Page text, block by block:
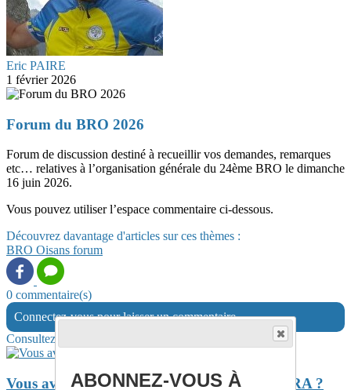
Eric PAIRE
1 février 2026
Forum du BRO 2026
Forum de discussion destiné à recueillir vos demandes, remarques
etc… relatives à l’organisation générale du 24ème BRO le dimanche
16 juin 2026.
Vous pouvez utiliser l’espace commentaire ci-dessous.
Découvrez davantage d'articles sur ces thèmes :
BRO Oisans forum
0 commentaire(s)
Connectez-vous pour laisser un commentaire
Consultez également
Vous avez aimé le 22ème BRO ? Le 51ème BRA ?
ABONNEZ-VOUS À